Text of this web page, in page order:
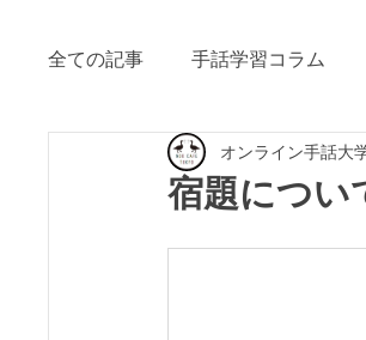
全ての記事 手話学習コラム
宿題につい
オンライン手話大